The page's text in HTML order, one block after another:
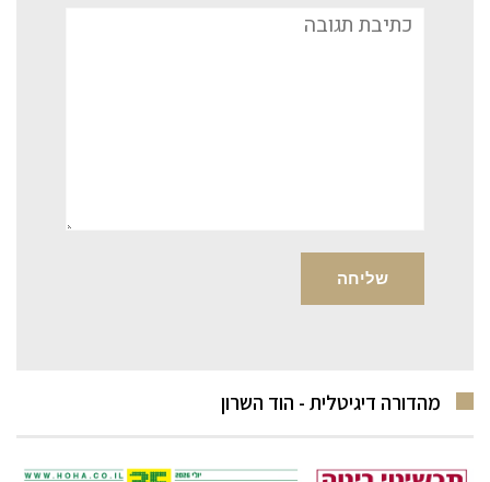
תגובה
מהדורה דיגיטלית - הוד השרון